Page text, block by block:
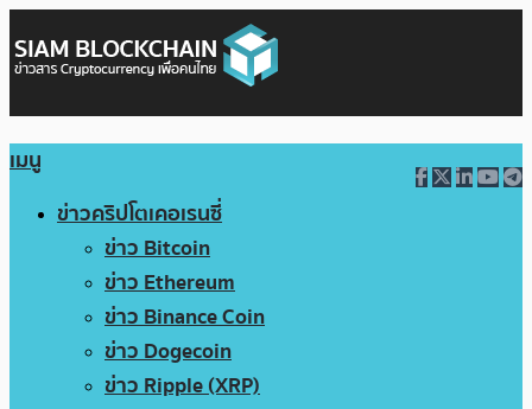
เมนู
ข่าวคริปโตเคอเรนซี่
ข่าว Bitcoin
ข่าว Ethereum
ข่าว Binance Coin
ข่าว Dogecoin
ข่าว Ripple (XRP)